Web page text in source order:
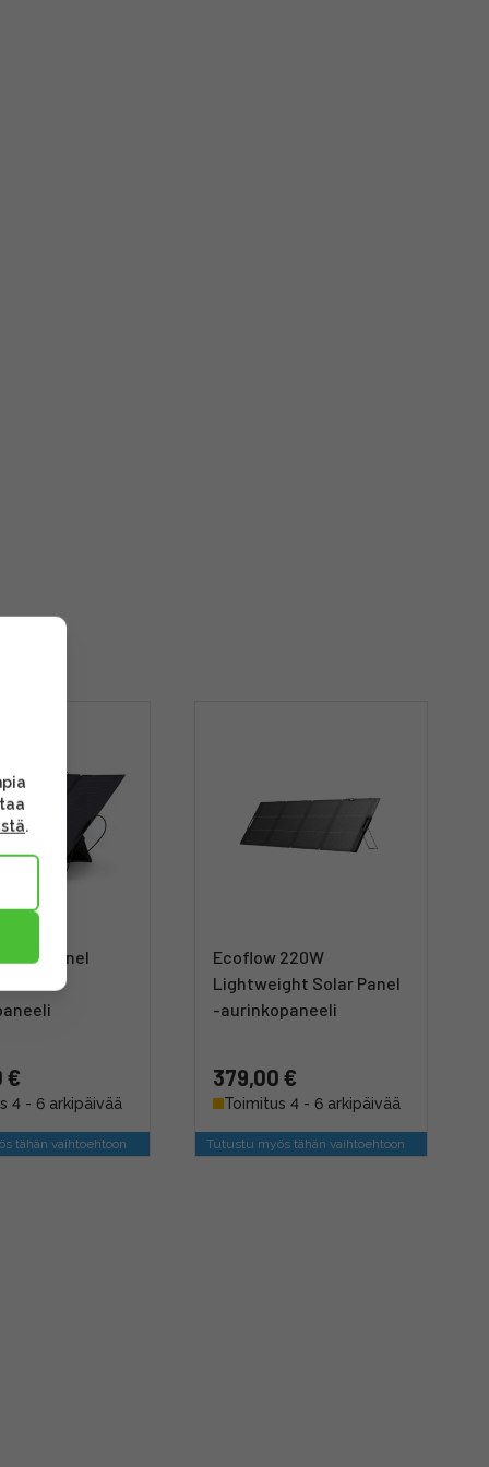
Solar Panel
-
€
4 - 6 arkipäivää
tähän vaihtoehtoon
Ecoflow 220W
Lightweight Solar Panel
-aurinkopaneeli
379,00 €
Toimitus 4 - 6 arkipäivää
Tutustu myös tähän vaihtoehtoon
.